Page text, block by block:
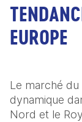
EUROPE
Le marché
dynamique
Nord et le